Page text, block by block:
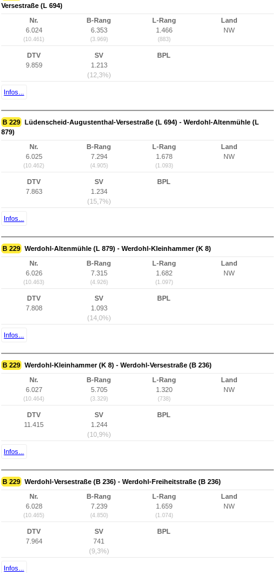
Versestraße (L 694)
Nr.
6.024
(10.461)
B-Rang
6.353
(3.969)
L-Rang
1.466
(883)
Land
NW
DTV
9.859
SV
1.213
(12,3%)
BPL
Infos...
B 229 Lüdenscheid-Augustenthal-Versestraße (L 694) - Werdohl-Altenmühle (L
879)
Nr.
6.025
(10.462)
B-Rang
7.294
(4.905)
L-Rang
1.678
(1.093)
Land
NW
DTV
7.863
SV
1.234
(15,7%)
BPL
Infos...
B 229 Werdohl-Altenmühle (L 879) - Werdohl-Kleinhammer (K 8)
Nr.
6.026
(10.463)
B-Rang
7.315
(4.926)
L-Rang
1.682
(1.097)
Land
NW
DTV
7.808
SV
1.093
(14,0%)
BPL
Infos...
B 229 Werdohl-Kleinhammer (K 8) - Werdohl-Versestraße (B 236)
Nr.
6.027
(10.464)
B-Rang
5.705
(3.329)
L-Rang
1.320
(738)
Land
NW
DTV
11.415
SV
1.244
(10,9%)
BPL
Infos...
B 229 Werdohl-Versestraße (B 236) - Werdohl-Freiheitstraße (B 236)
Nr.
6.028
(10.465)
B-Rang
7.239
(4.850)
L-Rang
1.659
(1.074)
Land
NW
DTV
7.964
SV
741
(9,3%)
BPL
Infos...